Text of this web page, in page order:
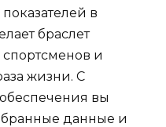
в
браслет
и
жизни. С
вы
данные и